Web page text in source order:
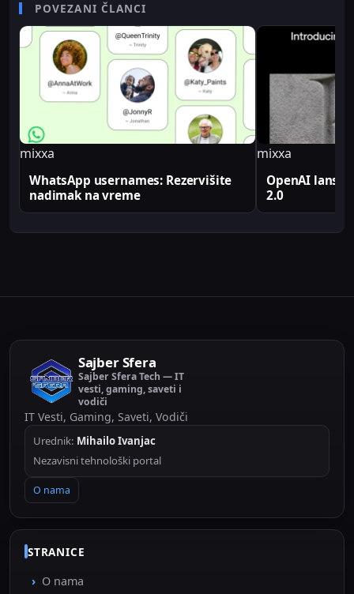
senior video editor na RTV Belle amie, što mu
omogućava da tehničke teme predstavi jasno i
profesionalno. Sve tehničke analize i konfiguracije
na Sajber Sfera portalu zasnovane su na realnim
produkcionim implementacijama.
POVEZANI ČLANCI
mixxa
WhatsApp usernames: Rezervišite
nadimak na vreme
mixxa
OpenAI
2.0
Sajber Sfera
Sajber Sfera Tech — IT
vesti, gaming, saveti i
vodiči
IT Vesti, Gaming, Saveti, Vodiči
Urednik: Mihailo Ivanjac
Nezavisni tehnološki portal
O nama
STRANICE
O nama